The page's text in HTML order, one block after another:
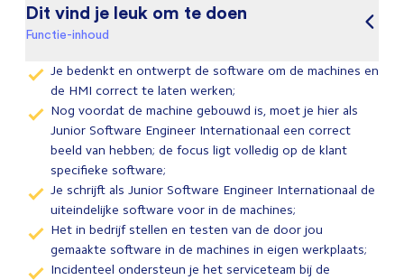
Dit vind je leuk om te doen
Functie-inhoud
Je bedenkt en ontwerpt de software om de machines en
de HMI correct te laten werken;
Nog voordat de machine gebouwd is, moet je hier als
Junior Software Engineer Internationaal een correct
beeld van hebben; de focus ligt volledig op de klant
specifieke software;
Je schrijft als Junior Software Engineer Internationaal de
uiteindelijke software voor in de machines;
Het in bedrijf stellen en testen van de door jou
gemaakte software in de machines in eigen werkplaats;
Incidenteel ondersteun je het serviceteam bij de